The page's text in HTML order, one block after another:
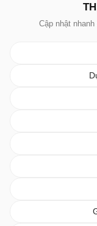
Cập nhật